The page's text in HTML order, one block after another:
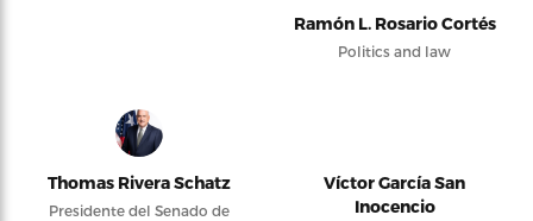
Ramón L. Rosario Cortés
Politics and law
Thomas Rivera Schatz
Presidente del Senado de
Víctor García San
Inocencio